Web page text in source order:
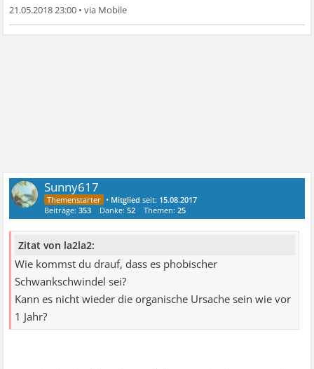
21.05.2018 23:00 •
Sunny617
• Mitglied seit: 15.08.2017
Beiträge:353 Danke:52 Themen:25
Zitat von la2la2:
Wie kommst du drauf, dass es phobischer
Schwankschwindel sei?
Kann es nicht wieder die organische Ursache sein wie vor
1 Jahr?